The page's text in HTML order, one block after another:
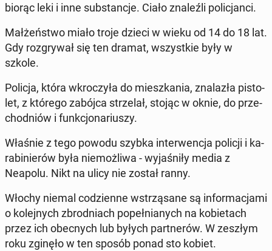
biorąc leki i inne sub­stan­cje. Ciało zna­leź­li po­li­cjan­ci.
Mał­żeń­stwo miało troje dzieci w wieku od 14 do 18 lat.
Gdy roz­gry­wał się ten dramat, wszyst­kie były w
szkole.
Policja, która wkro­czy­ła do miesz­ka­nia, zna­la­zła pi­sto­
let, z którego zabójca strze­lał, stojąc w oknie, do prze­
chod­niów i funk­cjo­na­riu­szy.
Właśnie z tego powodu szybka in­ter­wen­cja policji i ka­
ra­bi­nie­rów była nie­moż­li­wa - wy­ja­śni­ły media z
Neapolu. Nikt na ulicy nie został ranny.
Włochy niemal co­dzien­ne wstrzą­sa­ne są in­for­ma­cja­mi
o ko­lej­nych zbrod­niach po­peł­nia­nych na ko­bie­tach
przez ich obec­nych lub byłych part­ne­rów. W zeszłym
roku zginęło w ten sposób ponad sto kobiet.